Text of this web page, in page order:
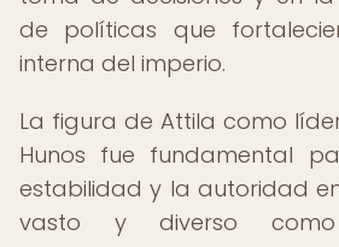
de políticas que
interna del imperio.
La figura de Attila como
Hunos fue fundamental
estabilidad y la autoridad
vasto y diverso